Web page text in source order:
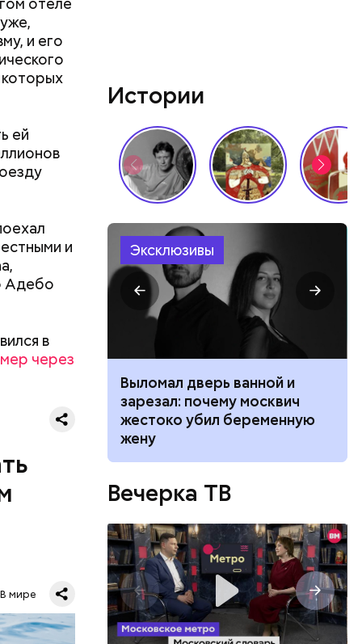
и его
ей
и
Адебо
в
через
В мире
лет
это
в
РФ —
военных
уже не
Истории
Эксклюзивы
Выломал дверь ванной и
зарезал: почему москвич
жестоко убил беременную
жену
Вечерка ТВ